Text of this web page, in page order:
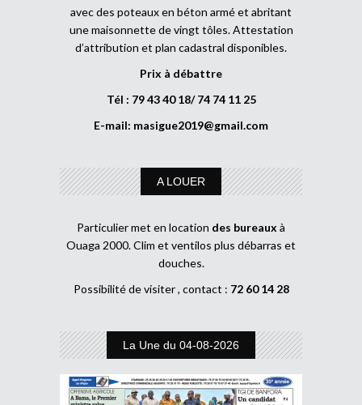
avec des poteaux en béton armé et abritant
une maisonnette de vingt tôles. Attestation
d’attribution et plan cadastral disponibles.
Prix à débattre
Tél : 79 43 40 18/ 74 74 11 25
E-mail: masigue2019@gmail.com
A LOUER
Particulier met en location des bureaux à
Ouaga 2000. Clim et ventilos plus débarras et
douches.
Possibilité de visiter , contact : 72 60 14 28
La Une du 04-08-2026